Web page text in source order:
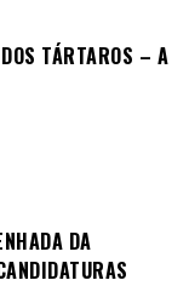
TÁRTAROS – A
DA